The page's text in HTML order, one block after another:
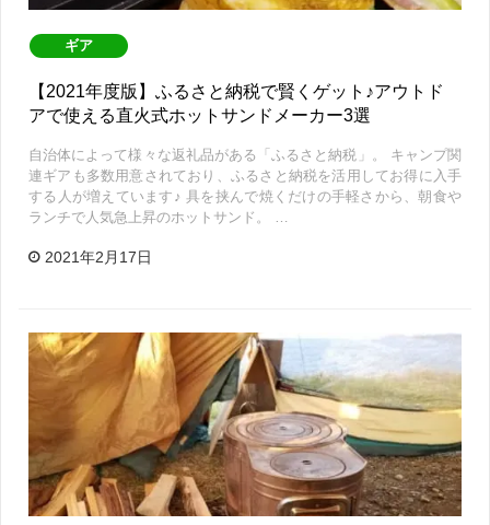
ギア
【2021年度版】ふるさと納税で賢くゲット♪アウトド
アで使える直火式ホットサンドメーカー3選
自治体によって様々な返礼品がある「ふるさと納税」。 キャンプ関
連ギアも多数用意されており、ふるさと納税を活用してお得に入手
する人が増えています♪ 具を挟んで焼くだけの手軽さから、朝食や
ランチで人気急上昇のホットサンド。 …
2021年2月17日